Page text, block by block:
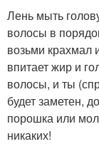
Лень мыть
волосы в
возьми крахмал
впитает жир и
волосы, и ты
будет заметен,
порошка или
никаких!